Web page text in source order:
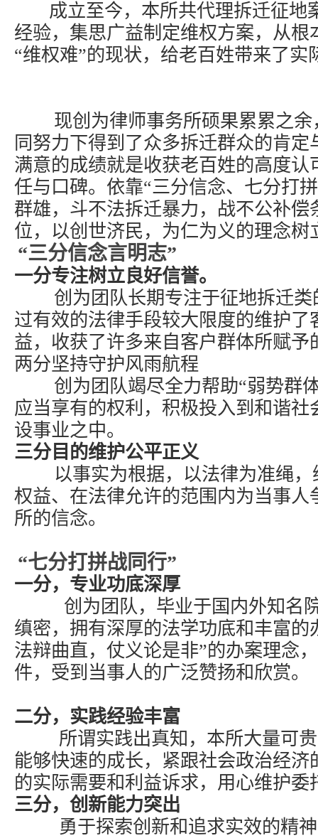
成立至今，本所共代理拆迁征地
经验，集思广益制定维权方案，从根
“维权难”的现状，给老百姓带来了实
现创为律师事务所硕果累累之余
同努力下得到了众多拆迁群众的肯
满意的成绩就是收获老百姓的高度认
任与口碑。依靠“三分信念、七分打
群雄，斗不法拆迁暴力，战不公补偿
位，以创世济民，为仁为义的理念树
“三分信念言明志”
一分专注树立良好信誉。
创为团队长期专注于征地拆迁类
过有效的法律手段较大限度的维护了
益，收获了许多来自客户群体所赋予
两分坚持守护风雨航程
创为团队竭尽全力帮助“弱势群体
应当享有的权利，积极投入到和谐社
设事业之中。
三分目的维护公平正义
以事实为根据，以法律为准绳，
权益、在法律允许的范围内为当事人
所的信念。
“七分打拼战同行”
一分，专业功底深厚
创为团队，毕业于国内外知名院
缜密，拥有深厚的法学功底和丰富的
法辩曲直，仗义论是非”的办案理念
件，受到当事人的广泛赞扬和欣赏。
二分，实践经验丰富
所谓实践出真知，本所大量可贵
能够快速的成长，紧跟社会政治经济
的实际需要和利益诉求，用心维护委
三分，创新能力突出
勇于探索创新和追求实效的精神